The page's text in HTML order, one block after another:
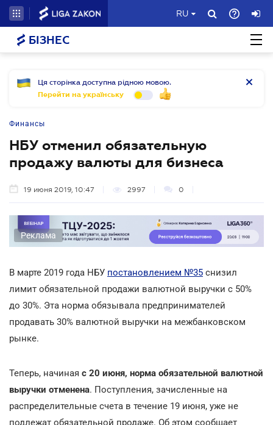
RU
БІЗНЕС
Ця сторінка доступна рідною мовою.
Перейти на українську
Финансы
НБУ отменил обязательную
продажу валюты для бизнеса
19 июня 2019, 10:47 2997 0
Реклама
В марте 2019 года НБУ постановлением №35 снизил
лимит обязательной продажи валютной выручки с 50%
до 30%. Эта норма обязывала предпринимателей
продавать 30% валютной выручки на межбанковском
рынке.
Теперь, начиная с 20 июня, норма обязательной валютной
выручки отменена. Поступления, зачисленные на
распределительные счета в течение 19 июня, уже не
подлежат обязательной продаже. Об этом сообщает